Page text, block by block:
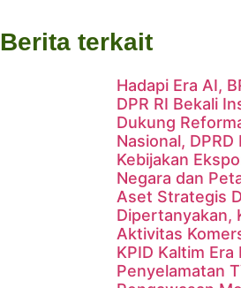
Berita terkait
Hadapi Era AI,
DPR RI Bekali
Dukung
Nasional,
Kebijakan
Negara dan
Aset Strategis
Dipertanyakan,
Aktivitas
KPID Kaltim Era
Penyelamatan